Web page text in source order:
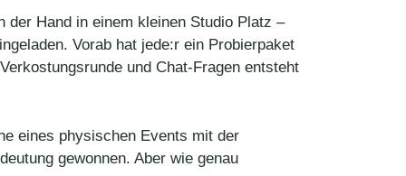
der Hand in einem kleinen Studio Platz –
Vorab hat jede:r ein Probierpaket
und Chat-Fragen entsteht
eines physischen Events mit der
gewonnen. Aber wie genau